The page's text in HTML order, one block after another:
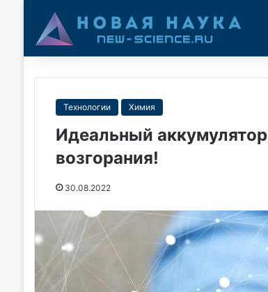
Технологии Химия
Идеальный
возгорания!
30.08.2022